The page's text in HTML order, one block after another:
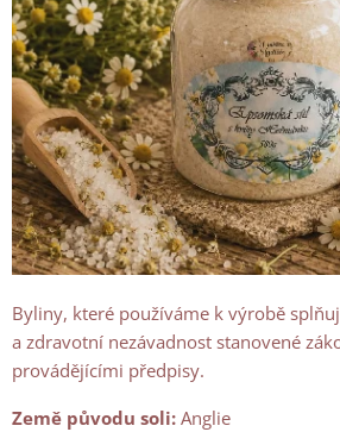
Byliny, které používáme k výrobě
a zdravotní nezávadnost stanovené
provádějícími předpisy.
Země původu soli: Anglie